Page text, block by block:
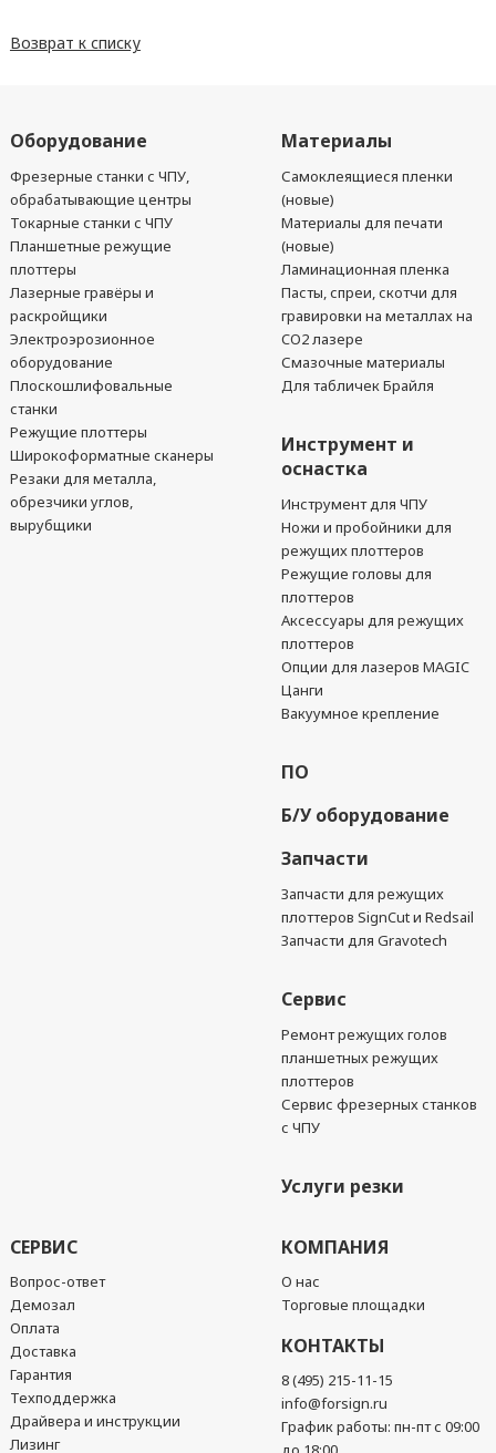
Возврат к списку
Оборудование
Фрезерные станки с ЧПУ,
обрабатывающие центры
Токарные станки с ЧПУ
Планшетные режущие
плоттеры
Лазерные гравёры и
раскройщики
Электроэрозионное
оборудование
Плоскошлифовальные
станки
Режущие плоттеры
Широкоформатные сканеры
Резаки для металла,
обрезчики углов,
вырубщики
Материалы
Самоклеящиеся пленки
(новые)
Материалы для печати
(новые)
Ламинационная пленка
Пасты, спреи, скотчи для
гравировки на металлах на
CO2 лазере
Смазочные материалы
Для табличек Брайля
Инструмент и
оснастка
Инструмент для ЧПУ
Ножи и пробойники для
режущих плоттеров
Режущие головы для
плоттеров
Аксессуары для режущих
плоттеров
Опции для лазеров MAGIC
Цанги
Вакуумное крепление
ПО
Б/У оборудование
Запчасти
Запчасти для режущих
плоттеров SignCut и Redsail
Запчасти для Gravotech
Сервис
Ремонт режущих голов
планшетных режущих
плоттеров
Сервис фрезерных станков
с ЧПУ
Услуги резки
СЕРВИС
Вопрос-ответ
Демозал
Оплата
Доставка
Гарантия
Техподдержка
Драйвера и инструкции
Лизинг
КОМПАНИЯ
О нас
Торговые площадки
КОНТАКТЫ
8 (495) 215-11-15
info@forsign.ru
График работы: пн-пт с 09:00